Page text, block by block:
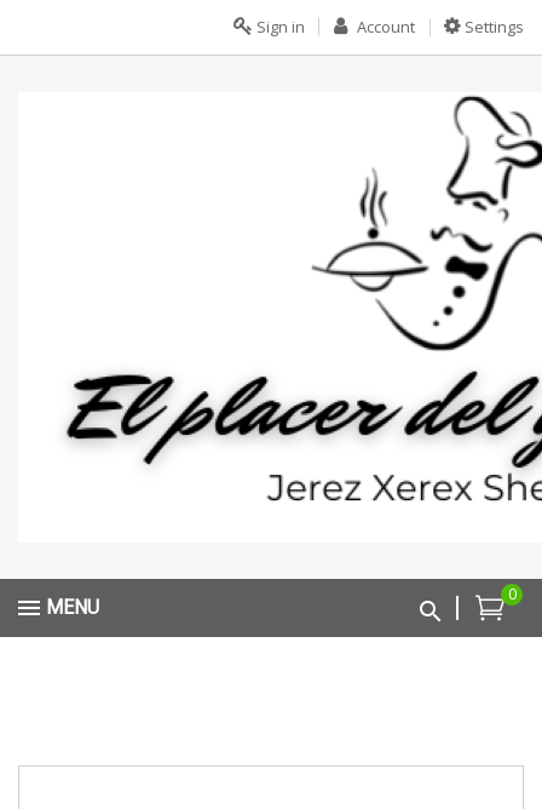
Settings
Account
Sign in
0
MENU